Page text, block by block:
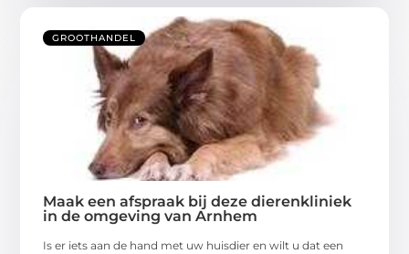
GROOTHANDEL
Maak een afspraak bij deze dierenkliniek
in de omgeving van Arnhem
Is er iets aan de hand met uw huisdier en wilt u dat een